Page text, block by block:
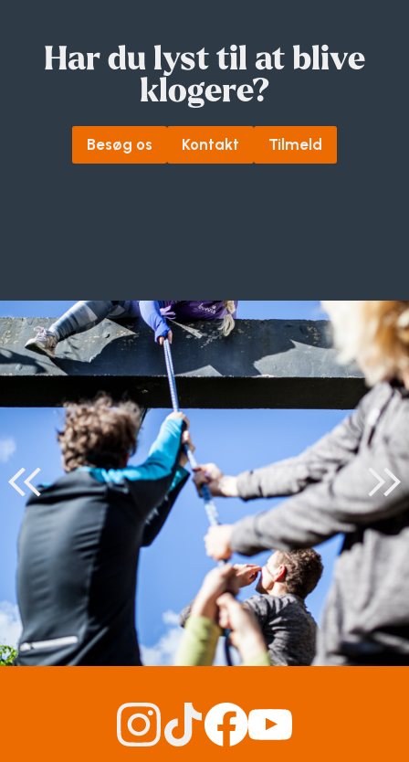
Har du lyst til at blive
klogere?
Besøg os Kontakt Tilmeld